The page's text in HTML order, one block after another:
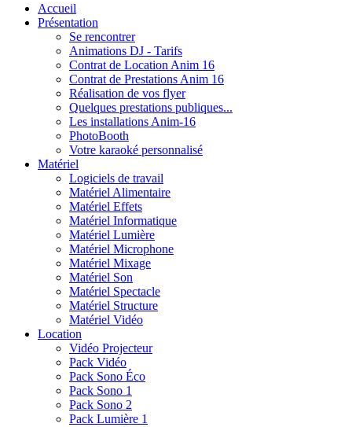
Accueil
Présentation
Se rencontrer
Animations DJ - Tarifs
Contrat de Location Anim 16
Contrat de Prestations Anim 16
Réalisation de vos flyer
Quelques prestations publiques...
Les installations Anim-16
PhotoBooth
Votre karaoké personnalisé
Matériel
Logiciels de travail
Matériel Alimentaire
Matériel Effets
Matériel Informatique
Matériel Lumière
Matériel Microphone
Matériel Mixage
Matériel Son
Matériel Spectacle
Matériel Structure
Matériel Vidéo
Location
Vidéo Projecteur
Pack Vidéo
Pack Sono Éco
Pack Sono 1
Pack Sono 2
Pack Lumière 1